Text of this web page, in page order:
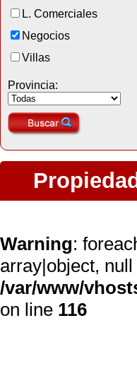
L. Comerciales
Negocios
Villas
Provincia:
Warning:
array|object,
/var/www/
on line 116